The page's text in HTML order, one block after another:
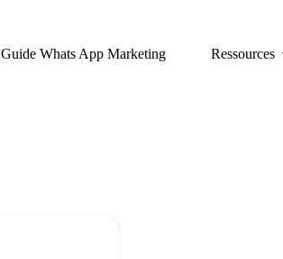
Guide Whats App Marketing
Ressources